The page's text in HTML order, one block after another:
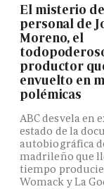
El misterio
personal de
Moreno, el
productor
envuelto en
polémicas
ABC desvela en
estado de la
autobiográfica
madrileño que
tiempo
Womack y La